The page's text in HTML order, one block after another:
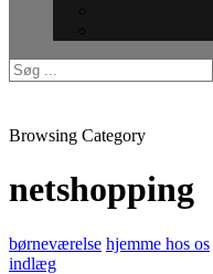
Browsing Category
netshopping
børneværelse hjemme hos os
indlæg